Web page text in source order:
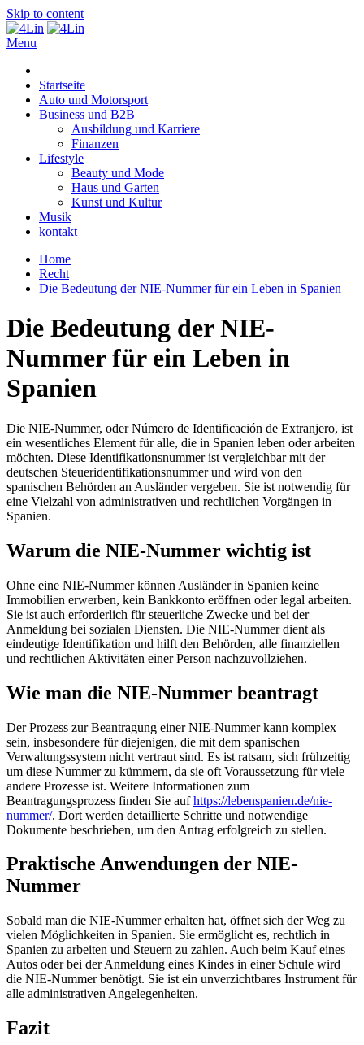
Skip to content
Menu
Startseite
Auto und Motorsport
Business und B2B
Ausbildung und Karriere
Finanzen
Lifestyle
Beauty und Mode
Haus und Garten
Kunst und Kultur
Musik
kontakt
Home
Recht
Die Bedeutung der NIE-Nummer für ein Leben in Spanien
Die Bedeutung der NIE-
Nummer für ein Leben in
Spanien
Die NIE-Nummer, oder Número de Identificación de Extranjero, ist
ein wesentliches Element für alle, die in Spanien leben oder arbeiten
möchten. Diese Identifikationsnummer ist vergleichbar mit der
deutschen Steueridentifikationsnummer und wird von den
spanischen Behörden an Ausländer vergeben. Sie ist notwendig für
eine Vielzahl von administrativen und rechtlichen Vorgängen in
Spanien.
Warum die NIE-Nummer wichtig ist
Ohne eine NIE-Nummer können Ausländer in Spanien keine
Immobilien erwerben, kein Bankkonto eröffnen oder legal arbeiten.
Sie ist auch erforderlich für steuerliche Zwecke und bei der
Anmeldung bei sozialen Diensten. Die NIE-Nummer dient als
eindeutige Identifikation und hilft den Behörden, alle finanziellen
und rechtlichen Aktivitäten einer Person nachzuvollziehen.
Wie man die NIE-Nummer beantragt
Der Prozess zur Beantragung einer NIE-Nummer kann komplex
sein, insbesondere für diejenigen, die mit dem spanischen
Verwaltungssystem nicht vertraut sind. Es ist ratsam, sich frühzeitig
um diese Nummer zu kümmern, da sie oft Voraussetzung für viele
andere Prozesse ist. Weitere Informationen zum
Beantragungsprozess finden Sie aufhttps://lebenspanien.de/nie-
nummer/. Dort werden detaillierte Schritte und notwendige
Dokumente beschrieben, um den Antrag erfolgreich zu stellen.
Praktische Anwendungen der NIE-
Nummer
Sobald man die NIE-Nummer erhalten hat, öffnet sich der Weg zu
vielen Möglichkeiten in Spanien. Sie ermöglicht es, rechtlich in
Spanien zu arbeiten und Steuern zu zahlen. Auch beim Kauf eines
Autos oder bei der Anmeldung eines Kindes in einer Schule wird
die NIE-Nummer benötigt. Sie ist ein unverzichtbares Instrument für
alle administrativen Angelegenheiten.
Fazit